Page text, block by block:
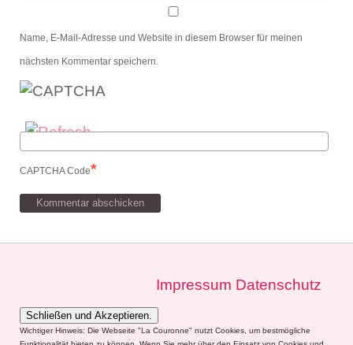
Name, E-Mail-Adresse und Website in diesem Browser für meinen
nächsten Kommentar speichern.
CAPTCHA Code*
Impressum Datenschutz
Wichtiger Hinweis: Die Webseite "La Couronne" nutzt Cookies, um bestmögliche